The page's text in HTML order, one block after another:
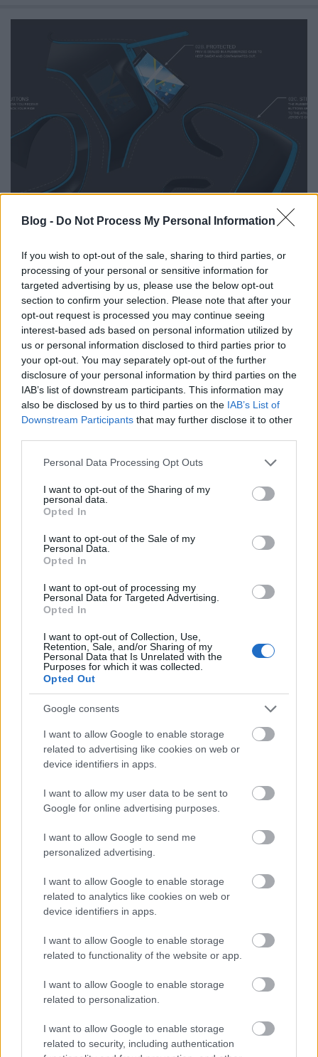
Blog - Do Not Process My Personal Information
If you wish to opt-out of the sale, sharing to third parties, or
processing of your personal or sensitive information for
targeted advertising by us, please use the below opt-out
section to confirm your selection. Please note that after your
opt-out request is processed you may continue seeing
interest-based ads based on personal information utilized by
us or personal information disclosed to third parties prior to
your opt-out. You may separately opt-out of the further
disclosure of your personal information by third parties on the
IAB’s list of downstream participants. This information may
also be disclosed by us to third parties on the IAB’s List of
Downstream Participants that may further disclose it to other
Please note that this website/app uses one or more Google
not limited to your visit or usage behaviour. You may click to
grant or deny consent to Google and its third-party tags to
use your data for below specified purposes in below Google
consent section.
Personal Data Processing Opt Outs
I want to opt-out of the Sharing of my
personal data.
Opted In
I want to opt-out of the Sale of my
Personal Data.
Opted In
I want to opt-out of processing my
Personal Data for Targeted Advertising.
Opted In
I want to opt-out of Collection, Use,
Retention, Sale, and/or Sharing of my
Personal Data that Is Unrelated with the
Purposes for which it was collected.
Opted Out
Google consents
I want to allow Google to enable storage
related to advertising like cookies on web or
device identifiers in apps.
I want to allow my user data to be sent to
Google for online advertising purposes.
I want to allow Google to send me
personalized advertising.
I want to allow Google to enable storage
related to analytics like cookies on web or
device identifiers in apps.
I want to allow Google to enable storage
related to functionality of the website or app.
I want to allow Google to enable storage
related to personalization.
I want to allow Google to enable storage
related to security, including authentication
kezébe adsz egy telefont
Tom és Berry•2015. december 04.
A dolog valahol azzal kezdődött, hogy a BlackBerry
kiírt egy versenyt olyan diákok számára, akik ipari
formatervezést tanulnak valamilyen egyetemen: A ...
Ezekkel védheted majd a PRIV-edet
A PRIV a BlackBerry ígérete szerint megvédi a privát
szférádat, de mi van akkor, ha maga a telefon szorul
védelemre? Ilyenkor számíthatsz a jó öreg ...
Ezek a tartozékok jönnek a
Classichoz
A BlackBerry a telefonjai mellé rendszerint
mindenféle gyári tartozékokat is kínál az idők
kezdete óta - jellemzően a különböző bőrtokok a ...
Passport, fehér ruhában
Tom és Berry•2014. augusztus 25.
A BlackBerry eddig is elég alaposan elkényeztette a
márka rajongóit különféle minőségi
telefonkiegészítőkkel, és ha minden igaz, ezt a jó ...
Új termék a BerryBoltban: gyári
HDMI-kábel